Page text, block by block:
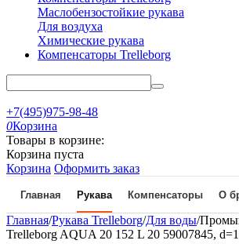
Маслобензостойкие рукава
Для воздуха
Химические рукава
Компенсаторы Trelleborg
+7(495)975-98-48
0Корзина
Товары в корзине:
Корзина пуста
Корзина Оформить заказ
Главная Рукава Компенсаторы О
Главная/Рукава Trelleborg/Для воды/
Trelleborg AQUA 20 152 L 20 59007845,